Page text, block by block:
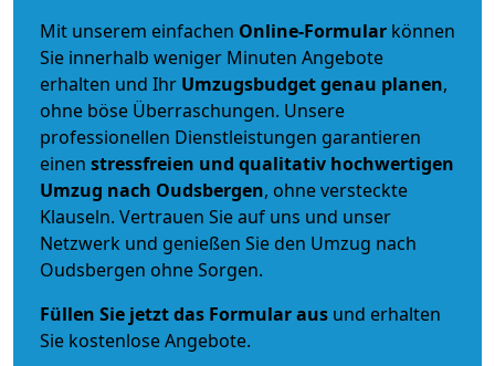
Mit unserem einfachen Online-Formular können
Sie innerhalb weniger Minuten Angebote
erhalten und Ihr Umzugsbudgetgenau planen,
ohne böse Überraschungen. Unsere
professionellen Dienstleistungen garantieren
einen stressfreien und qualitativ hochwertigen
Umzug nach Oudsbergen, ohne versteckte
Klauseln. Vertrauen Sie auf uns und unser
Netzwerk und genießen Sie den Umzug nach
Oudsbergen ohne Sorgen.
Füllen Sie jetzt das Formular aus und erhalten
Sie kostenlose Angebote.